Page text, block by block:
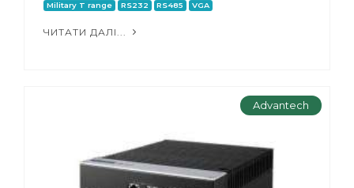
Military T range RS232 RS485 VGA
ЧИТАТИ ДАЛІ...
Advantech